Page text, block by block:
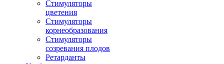
Стимуляторы
цветения
Стимуляторы
корнеобразования
Стимуляторы
созревания плодов
Ретарданты